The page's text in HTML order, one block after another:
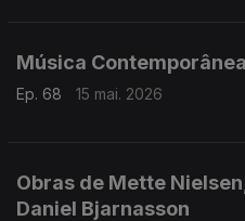
Música Contemporânea
Ep. 68 15 mai. 2026
Obras de Mette
Daniel Bjarnasson